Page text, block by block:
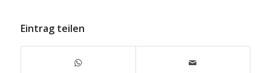
Eintrag teilen